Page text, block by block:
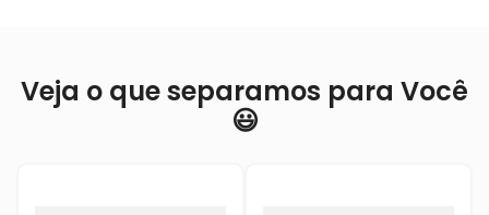
Veja o que separamos para Você
😃